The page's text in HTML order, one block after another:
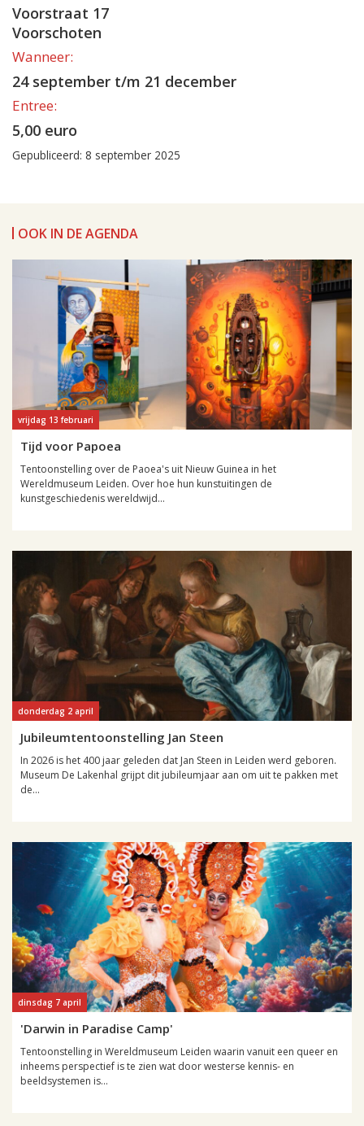
Voorstraat 17
Voorschoten
Wanneer:
24 september t/m 21 december
Entree:
5,00 euro
Gepubliceerd: 8 september 2025
OOK IN DE AGENDA
vrijdag 13 februari
Tijd voor Papoea
Tentoonstelling over de Paoea's uit Nieuw Guinea in het
Wereldmuseum Leiden. Over hoe hun kunstuitingen de
kunstgeschiedenis wereldwijd...
donderdag 2 april
Jubileumtentoonstelling Jan Steen
In 2026 is het 400 jaar geleden dat Jan Steen in Leiden werd geboren.
Museum De Lakenhal grijpt dit jubileumjaar aan om uit te pakken met
de...
dinsdag 7 april
'Darwin in Paradise Camp'
Tentoonstelling in Wereldmuseum Leiden waarin vanuit een queer en
inheems perspectief is te zien wat door westerse kennis- en
beeldsystemen is...